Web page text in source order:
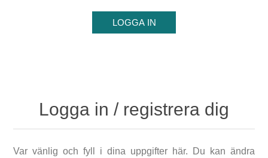
Logga in / registrera dig
Var vänlig och fyll i dina uppgifter här. Du kan ändra